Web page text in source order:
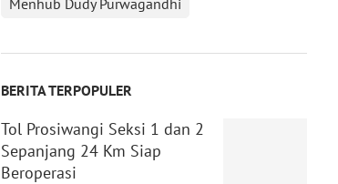
Menhub Dudy Purwagandhi
BERITA TERPOPULER
Tol Prosiwangi Seksi 1 dan 2
Sepanjang 24 Km Siap
Beroperasi